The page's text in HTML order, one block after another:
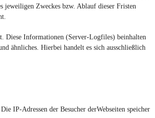
jeweiligen Zweckes bzw. Ablauf dieser Fristen
Diese Informationen (Server-Logfiles) beinhalten
ähnliches. Hierbei handelt es sich ausschließlich
IP-Adressen der Besucher derWebseiten speicher